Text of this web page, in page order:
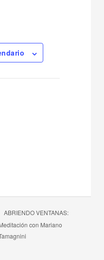
ABRIENDO VENTANAS:
con Mariano